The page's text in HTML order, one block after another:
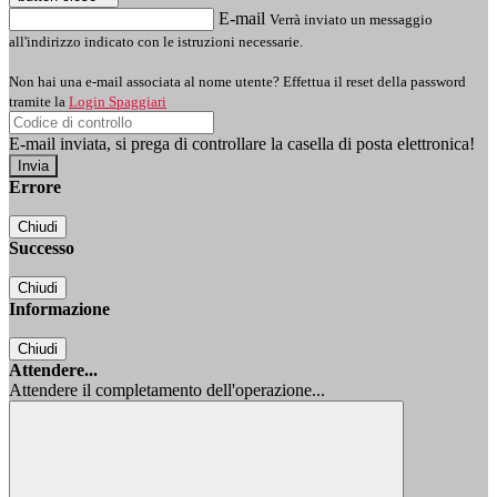
E-mail Verrà inviato un messaggio
all'indirizzo indicato con le istruzioni necessarie.
Non hai una e-mail associata al nome utente? Effettua il reset della password
tramite la Login Spaggiari
E-mail inviata, si prega di controllare la casella di posta elettronica!
Errore
Chiudi
Successo
Chiudi
Informazione
Chiudi
Attendere...
Attendere il completamento dell'operazione...